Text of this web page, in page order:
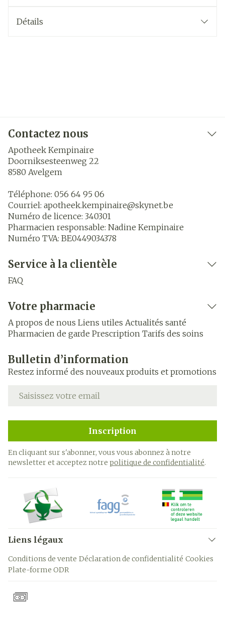
Détails
Contactez nous
Apotheek Kempinaire
Doorniksesteenweg 22
8580 Avelgem
Téléphone: 056 64 95 06
Courriel: apotheek.kempinaire@skynet.be
Numéro de licence: 340301
Pharmacien responsable: Nadine Kempinaire
Numéro TVA: BE0449034378
Service à la clientèle
FAQ
Votre pharmacie
A propos de nous Liens utiles Actualités santé
Pharmacien de garde Prescription Tarifs des soins
Bulletin d’information
Restez informé des nouveaux produits et promotions
Adresse mail
Inscription
En cliquant sur s'abonner, vous vous abonnez à notre
newsletter et acceptez notre politique de confidentialité.
Liens légaux
Conditions de vente Déclaration de confidentialité Cookies
Plate-forme ODR